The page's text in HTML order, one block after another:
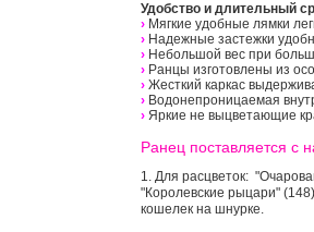
Удобство и длительный
› Мягкие удобные лямки
› Надежные застежки
› Небольшой вес при
› Ранцы изготовлены из
› Жесткий каркас
› Водонепроницаемая
› Яркие не выцветающие
Ранец поставляется с
1. Для расцветок:
"Королевские рыцари"
кошелек на шнурке.